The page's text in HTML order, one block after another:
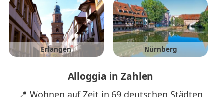
Erlangen Nürnberg
Alloggia in Zahlen
📍 Wohnen auf Zeit in 69 deutschen Städten